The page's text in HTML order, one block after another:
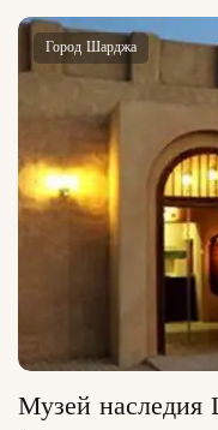
Город Шарджа
Музей